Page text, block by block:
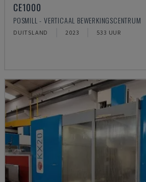
CE1000
POSMILL - VERTICAAL BEWERKINGSCENTRUM
DUITSLAND 2023 533 UUR